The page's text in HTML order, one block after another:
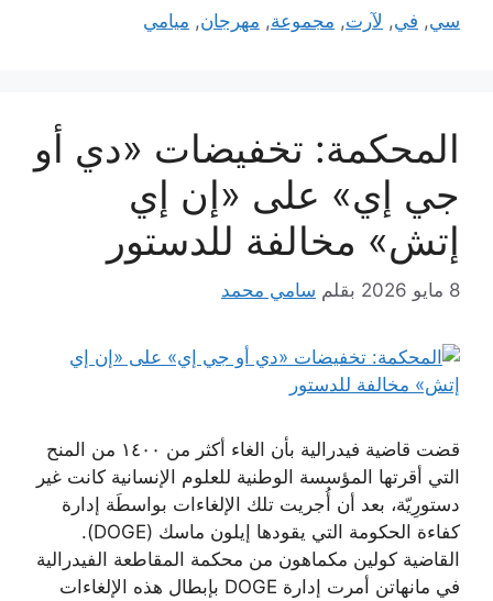
سي, في, لآرت, مجموعة, مهرجان, ميامي
المحكمة: تخفيضات «دي أو
جي إي» على «إن إي
إتش» مخالفة للدستور
8 مايو 2026 بقلم سامي محمد
قضت قاضية فيدرالية بأن الغاء أكثر من ١٤٠٠ من المنح
التي أقرتها المؤسسة الوطنية للعلوم الإنسانية كانت غير
دستورِيّة، بعد أن أُجريت تلك الإلغاءات بواسطَة إدارة
كفاءة الحكومة التي يقودها إيلون ماسك (DOGE).
القاضية كولين مكماهون من محكمة المقاطعة الفيدرالية
في مانهاتن أمرت إدارة DOGE بإبطال هذه الإلغاءات